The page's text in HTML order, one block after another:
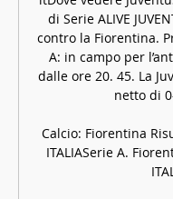
di Serie ALIVE
contro la Fiorentina.
A: in campo per
dalle ore 20. 45. La
netto di
Calcio: Fiorentina
ITALIASerie A.